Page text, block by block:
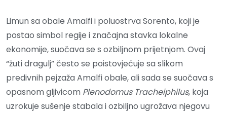
Limun sa obale Amalfi i poluostrva Sorento, koji je
postao simbol regije i značajna stavka lokalne
ekonomije, suočava se s ozbiljnom prijetnjom. Ovaj
“žuti dragulj” često se poistovjećuje sa slikom
predivnih pejzaža Amalfi obale, ali sada se suočava s
opasnom gljivicom Plenodomus Tracheiphilus, koja
uzrokuje sušenje stabala i ozbiljno ugrožava njegovu